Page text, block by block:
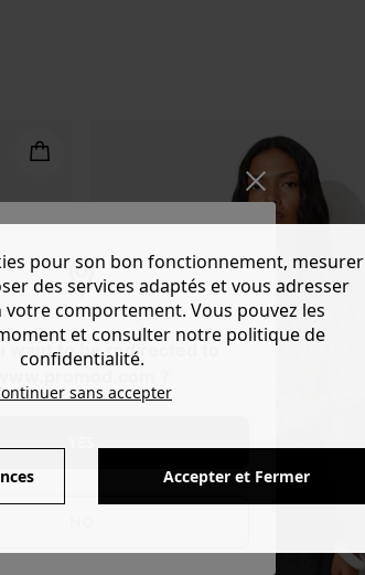
want to be redirected to
pour son bon fonctionnement, mesurer
des services adaptés et vous adresser
comportement. Vous pouvez les
et consulter notre politique de
confidentialité.
sans accepter
Accepter et Fermer